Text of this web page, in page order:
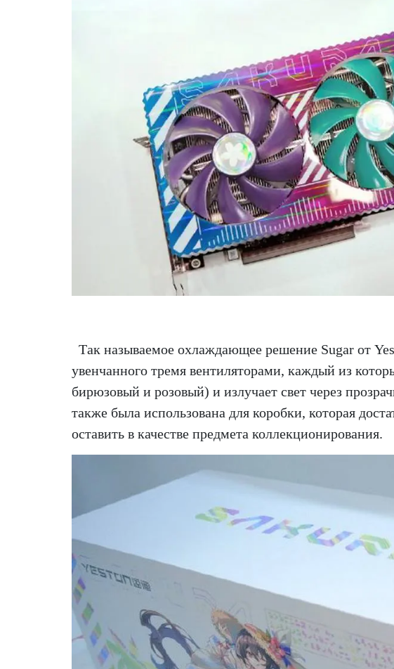
Так называемое охлаждающее решение Sugar от
увенчанного тремя вентиляторами, каждый из
бирюзовый и розовый) и излучает свет через
также была использована для коробки, которая
оставить в качестве предмета коллекционирования.